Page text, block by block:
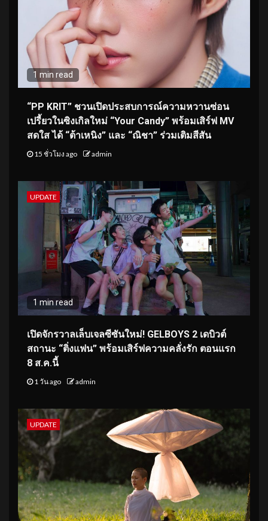
1 min read
“PP KRIT” ชวนเปิดประสบการณ์ความหวานซ่อน
เปรี้ยวในซิงเกิลใหม่ “Your Candy” พร้อมเสิร์ฟ MV
สดใส ได้ “ต้าเหนิง” และ “ณิชา” ร่วมเติมสีสัน
15 ชั่วโมง ago admin
UPDATE
1 min read
เปิดจักรวาลเล็บเจลซีซันใหม่! GELBOYS 2 เดบิวต์
สถานะ “ติ่งแฟน” พร้อมเสิร์ฟความคลั่งรัก ตอนแรก
8 ส.ค.นี้
1 วัน ago admin
UPDATE